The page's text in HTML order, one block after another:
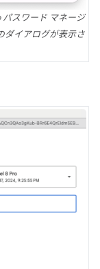
スワード マネージ
ダイアログが表示さ